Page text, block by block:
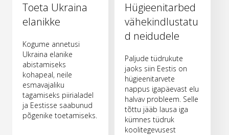
Toeta Ukraina
elanikke
Kogume annetusi
Ukraina elanike
abistamiseks
kohapeal, neile
esmavajaliku
tagamiseks piirialadel
ja Eestisse saabunud
põgenike toetamiseks.
Hügieenitarbed
vähekindlustatu
d neidudele
Paljude tüdrukute
jaoks siin Eestis on
hügieenitarvete
nappus igapäevast elu
halvav probleem. Selle
tõttu jääb lausa iga
kümnes tüdruk
koolitegevusest